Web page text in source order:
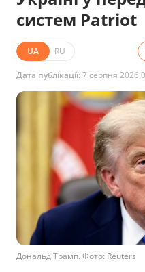
систем Patriot
UA RU
Дата публікації:7 серпня 2026
Дональд Трамп. Фото: Reuters